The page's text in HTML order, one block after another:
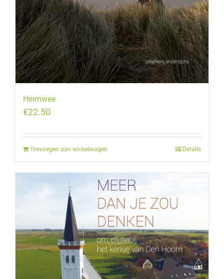
Heimwee
€22.50
Toevoegen aan winkelwagen Details